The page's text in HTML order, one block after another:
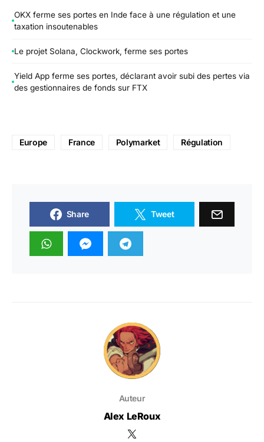
OKX ferme ses portes en Inde face à une régulation et une
taxation insoutenables
Le projet Solana, Clockwork, ferme ses portes
Yield App ferme ses portes, déclarant avoir subi des pertes via
des gestionnaires de fonds sur FTX
Europe France Polymarket Régulation
Share Tweet
Auteur
Alex LeRoux